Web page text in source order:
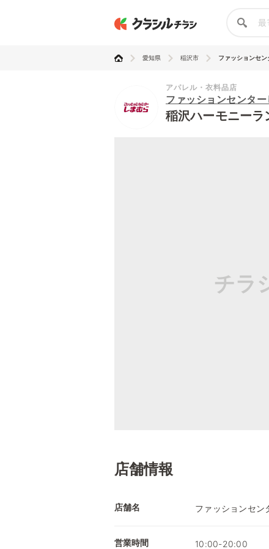
愛知県 稲沢市 ファッションセ
アパレル・衣料品店
ファッションセンター
稲沢ハーモニーラ
チラ
店舗情報
店舗名 ファッションセン
営業時間 10:00-20:00